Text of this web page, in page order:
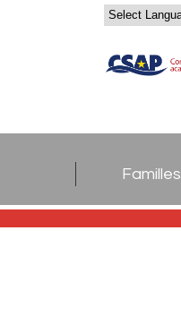
Familles